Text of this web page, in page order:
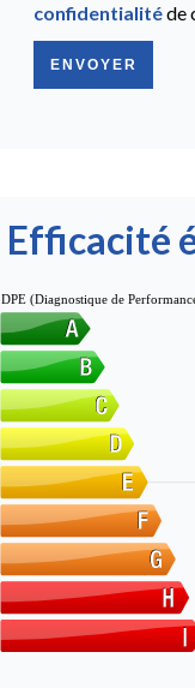
confidentialitéde
ENVOYER
Efficacité
DPE (Diagnostique de